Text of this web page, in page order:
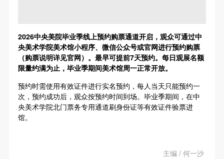
2026中央美院毕业季线上预约购票通道开启，观众可通过中
央美术学院美术馆小程序、微信公众号或官网进行预约购票
（购票说明详见官网）。最早可提前7天预约。每日观展名额
限量约满为止，毕业季期间美术馆周一正常开放。
预约时需使用有效证件进行实名预约，每人当天只能预约一
次，预约成功后，观众按预约时间到场。毕业季期间，在中
央美术学院北门票务专用通道刷身份证等有效证件验票进
馆。
主编 / 何一沙